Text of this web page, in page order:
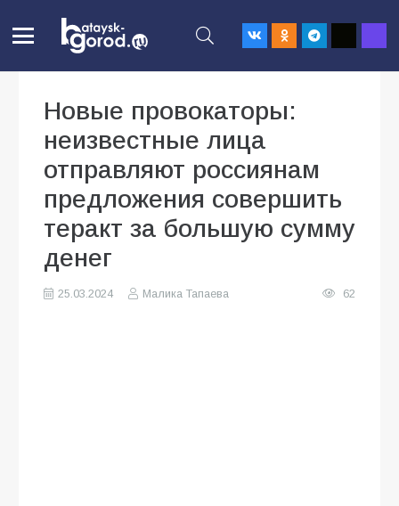
Новые провокаторы:
неизвестные лица
отправляют россиянам
предложения совершить
теракт за большую сумму
денег
25.03.2024 Малика Тапаева 62